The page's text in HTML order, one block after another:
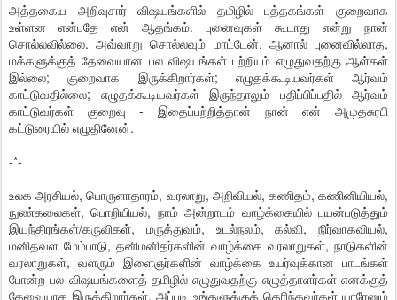
அத்தகைய அறிவுசார் விஷயங்களில் தமிழில் புத்தகங்கள் குறைவாக
உள்ளன என்பதே என் ஆதங்கம். புனைவுகள் கூடாது என்று நான்
சொல்லவில்லை. அவ்வாறு சொல்லவும் மாட்டேன். ஆனால் புனைவில்லாத,
மக்களுக்குத் தேவையான பல விஷயங்கள் பற்றியும் எழுதுவதற்கு ஆள்கள்
இல்லை; குறைவாக இருக்கிறார்கள்; எழுதக்கூடியவர்கள் ஆர்வம்
காட்டுவதில்லை; எழுதக்கூடியவர்கள் இருந்தாலும் பதிப்பிப்பதில் ஆர்வம்
காட்டுவர்கள் குறைவு - இதைப்பற்றித்தான் நான் என் அமுதசுரபி
கட்டுரையில் எழுதினேன்.
-*-
உலக அரசியல், பொருளாதாரம், வரலாறு, அறிவியல், கணிதம், கணினியியல்,
நுண்கலைகள், பொறியியல், நாம் அன்றாடம் வாழ்க்கையில் பயன்படுத்தும்
இயந்திரங்கள்/கருவிகள், மருத்துவம், உடல்நலம், கல்வி, நிர்வாகவியல்,
மனிதவள மேம்பாடு, தனிமனிதர்களின் வாழ்க்கை வரலாறுகள், நாடுகளின்
வரலாறுகள், வளரும் இளைஞர்களின் வாழ்க்கை உயர்வுக்கான பாடங்கள்
போன்ற பல விஷயங்களைத் தமிழில் எழுதுவதற்கு எழுத்தாளர்கள் எனக்குத்
தேவையாக இருக்கிறார்கள். அப்படி உங்களுக்குத் தெரிந்தவர்கள் யாரேனும்